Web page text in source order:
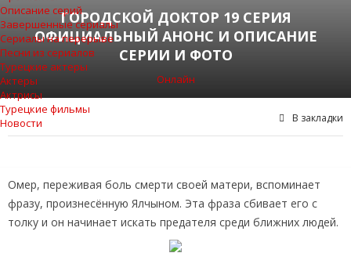
Описание серий
Завершенные сериалы
Сериалы на перерыве
Песни из сериалов
Турецкие актеры
Актеры
Актрисы
Турецкие фильмы
Новости
ГОРОДСКОЙ ДОКТОР 19 СЕРИЯ
ОФИЦИАЛЬНЫЙ АНОНС И ОПИСАНИЕ
СЕРИИ И ФОТО
Онлайн
В закладки
Омер, переживая боль смерти своей матери, вспоминает
фразу, произнесённую Ялчыном. Эта фраза сбивает его с
толку и он начинает искать предателя среди ближних людей.